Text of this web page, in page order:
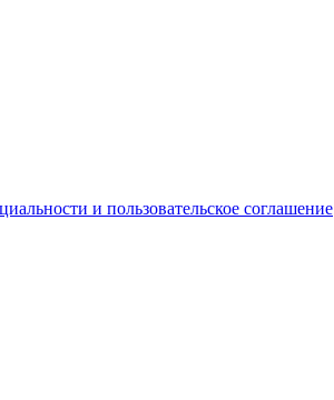
и пользовательское соглашение